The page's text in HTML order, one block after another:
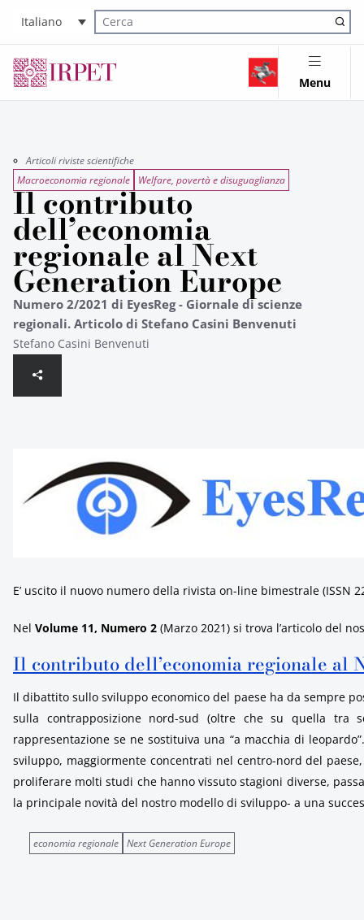
Italiano
Cerca nel sito
Menu
Articoli riviste scientifiche
Macroeconomia regionale
Welfare, povertà e disuguaglianza
Il contributo
dell’economia
regionale al Next
Generation Europe
Numero 2/2021 di EyesReg - Giornale di scienze
regionali. Articolo di Stefano Casini Benvenuti
Stefano Casini Benvenuti
E’ uscito il nuovo numero della rivista on-line bimestrale (ISSN
Nel Volume 11, Numero 2 (Marzo 2021) si trova l’articolo del
Il contributo dell’economia regionale al
Il dibattito sullo sviluppo economico del paese ha da sempre
sulla contrapposizione nord-sud (oltre che su quella
rappresentazione se ne sostituiva una “a macchia di
sviluppo, maggiormente concentrati nel centro-nord del
proliferare molti studi che hanno vissuto stagioni diverse,
la principale novità del nostro modello di sviluppo- a una
economia regionale Next Generation Europe